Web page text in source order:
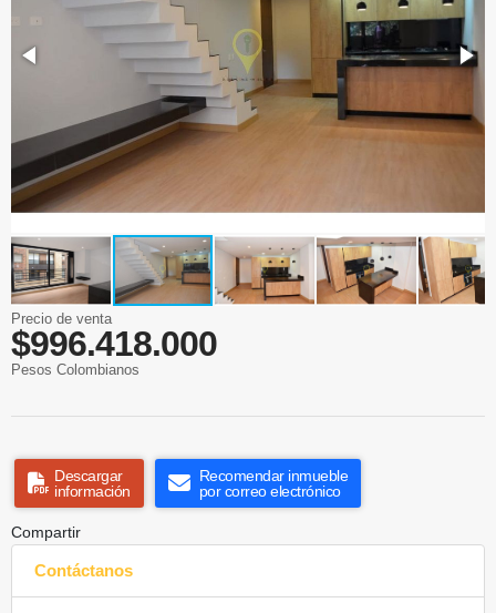
Precio de venta
$996.418.000
Pesos Colombianos
Descargar
información
Recomendar inmueble
por correo electrónico
Compartir
Contáctanos